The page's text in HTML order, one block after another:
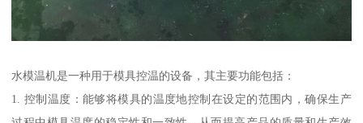
水模温机是一种用于模具控温的设备，其主要功能包括：
1. 控制温度：能够将模具的温度地控制在设定的范围内，确保生产